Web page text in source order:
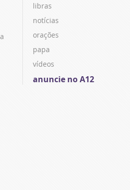
libras
notícias
orações
papa
vídeos
anuncie no A12